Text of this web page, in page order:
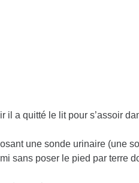
il a quitté le lit pour s’assoir
une sonde urinaire (une
sans poser le pied par terre